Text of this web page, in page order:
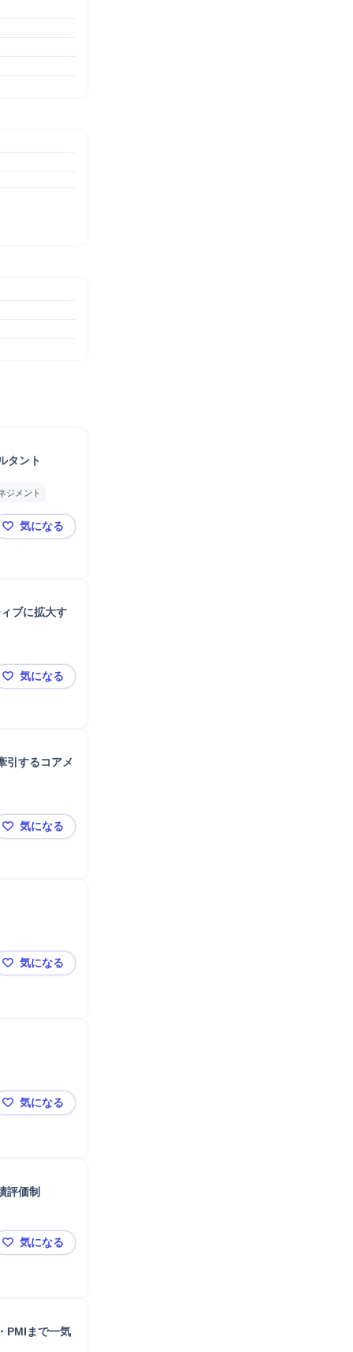
タント
ジメント
Salesforce導入🌟 東証上場・人にフォーカスした唯一の企業🌟 IT / 戦
気になる
ブに拡大す
【シンプレクスHD】新設チームでクラウドビジネスを
気になる
引するコアメ
【アビーム】人的資本コンサル｜経営直下の最重要ア
気になる
【東京】建設業界向けPFI・官民連携コンサルタント/経
気になる
【東京】事業承継コンサルタント／税理士事務所向け体
気になる
評価制
【東京】医療コンサルタント／婦人科事業立ち上げメ
気になる
PMIまで一気